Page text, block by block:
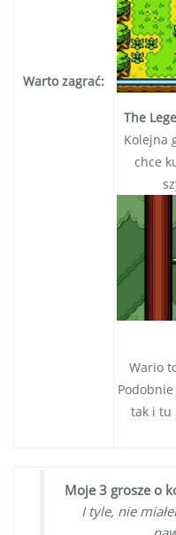
Warto zagrać:
The
Kolejna
chce
Wario
tak i tu
Moje 3 grosze o
I tyle, nie